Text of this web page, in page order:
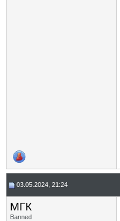
03.05.2024, 21:24
МГК
Banned